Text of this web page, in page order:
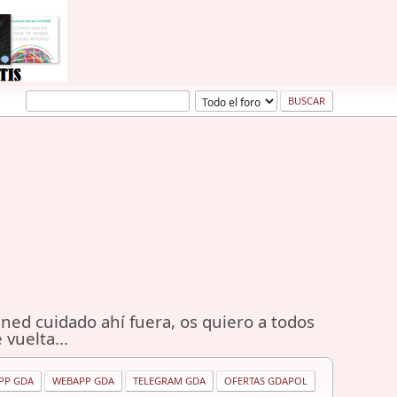
cuidado ahí fuera, os quiero a todos
vuelta...
GDA WEBAPP GDA TELEGRAM GDA OFERTAS GDAPOL